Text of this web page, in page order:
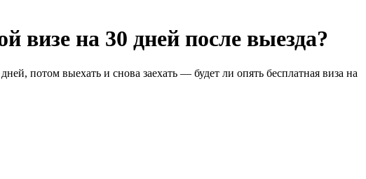
на 30 дней после выезда?
потом выехать и снова заехать — будет ли опять бесплатная виза на